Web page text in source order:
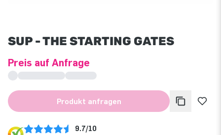
SUP - THE STARTING GATES
Preis auf Anfrage
Produkt anfragen
9.7/10